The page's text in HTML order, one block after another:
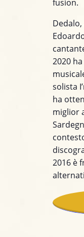
fusion.
2020
solista
ha
miglior
2016 è